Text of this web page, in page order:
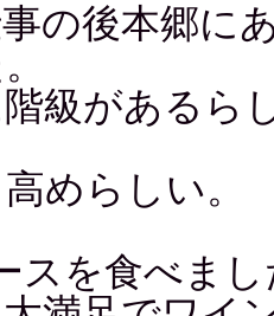
の後本郷に
級があるら
めらしい。
スを食べまし